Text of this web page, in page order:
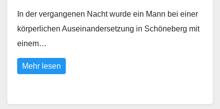
In der vergangenen Nacht wurde ein Mann bei einer
körperlichen Auseinandersetzung in Schöneberg mit
einem…
Mehr lesen